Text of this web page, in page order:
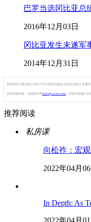
巴罗当选冈比亚总
2016年12月03日
冈比亚发生未遂军
2014年12月31日
财新网所刊载内容之知识产权为财新传媒及/或相关权利人专属
如有意愿转载，请发邮件至 hello@caixin.com ，获得书面确认及
推荐阅读
私房课
向松祚：宏
2022年04月06
In Depth: As
2022年04月01